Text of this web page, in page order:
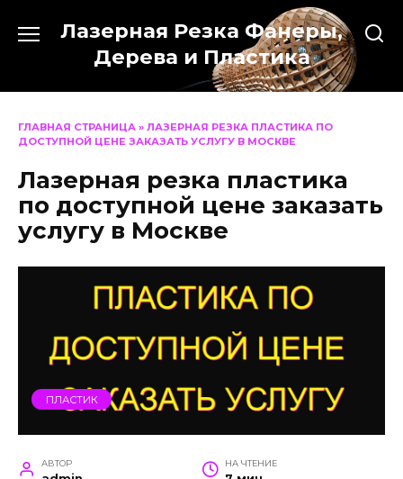
содержанию
Лазерная Резка Фанеры,
Дерева и Пластика
ГЛАВНАЯ СТРАНИЦА » ЛАЗЕРНАЯ РЕЗКА ПЛАСТИКА ПО
ДОСТУПНОЙ ЦЕНЕ ЗАКАЗАТЬ УСЛУГУ В МОСКВЕ
Лазерная резка пластика
по доступной цене заказать
услугу в Москве
ПЛАСТИК
АВТОР НА ЧТЕНИЕ